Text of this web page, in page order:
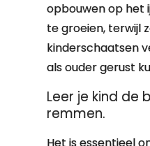
opbouwen op het
te groeien, terwijl
kinderschaatsen
als ouder gerust
Leer je kind de
remmen.